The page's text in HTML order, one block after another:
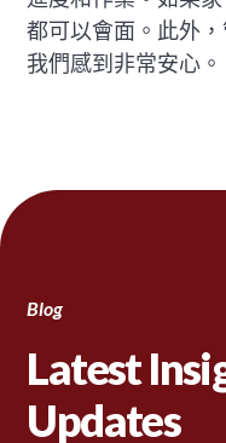
都可以會面。此外
我們感到非常安心。
Blog
Latest
Updates